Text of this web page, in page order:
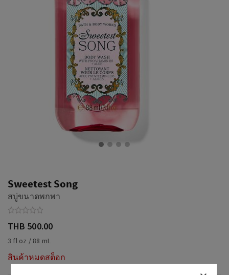
Sweetest Song
สบู่ขนาดพกพา
THB 500.00
3 fl oz / 88 mL
สินค้าหมดสต็อก